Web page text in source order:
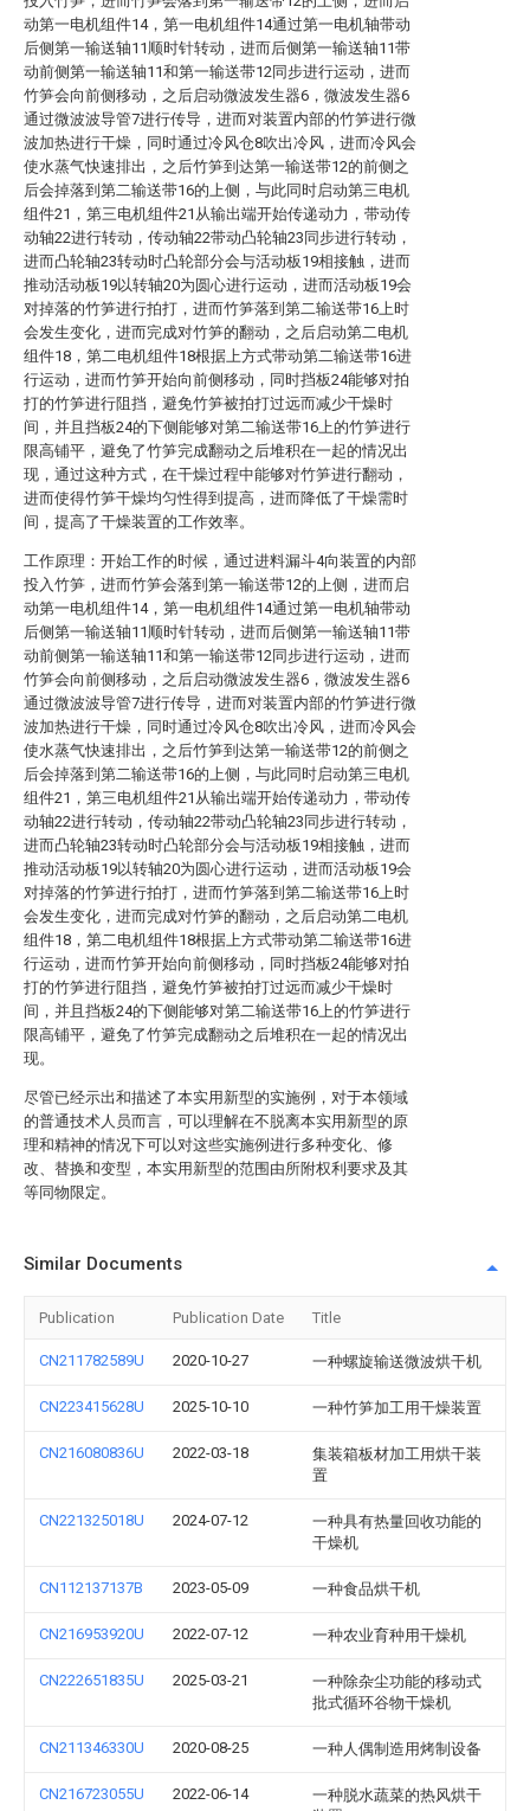
动第一电机组件14，第一电机组件14通过第一电机轴带动
后侧第一输送轴11顺时针转动，进而后侧第一输送轴11带
动前侧第一输送轴11和第一输送带12同步进行运动，进而
竹笋会向前侧移动，之后启动微波发生器6，微波发生器6
通过微波波导管7进行传导，进而对装置内部的竹笋进行微
波加热进行干燥，同时通过冷风仓8吹出冷风，进而冷风会
使水蒸气快速排出，之后竹笋到达第一输送带12的前侧之
后会掉落到第二输送带16的上侧，与此同时启动第三电机
组件21，第三电机组件21从输出端开始传递动力，带动传
动轴22进行转动，传动轴22带动凸轮轴23同步进行转动，
进而凸轮轴23转动时凸轮部分会与活动板19相接触，进而
推动活动板19以转轴20为圆心进行运动，进而活动板19会
对掉落的竹笋进行拍打，进而竹笋落到第二输送带16上时
会发生变化，进而完成对竹笋的翻动，之后启动第二电机
组件18，第二电机组件18根据上方式带动第二输送带16进
行运动，进而竹笋开始向前侧移动，同时挡板24能够对拍
打的竹笋进行阻挡，避免竹笋被拍打过远而减少干燥时
间，并且挡板24的下侧能够对第二输送带16上的竹笋进行
限高铺平，避免了竹笋完成翻动之后堆积在一起的情况出
现，通过这种方式，在干燥过程中能够对竹笋进行翻动，
进而使得竹笋干燥均匀性得到提高，进而降低了干燥需时
间，提高了干燥装置的工作效率。
工作原理：开始工作的时候，通过进料漏斗4向装置的内部
投入竹笋，进而竹笋会落到第一输送带12的上侧，进而启
动第一电机组件14，第一电机组件14通过第一电机轴带动
后侧第一输送轴11顺时针转动，进而后侧第一输送轴11带
动前侧第一输送轴11和第一输送带12同步进行运动，进而
竹笋会向前侧移动，之后启动微波发生器6，微波发生器6
通过微波波导管7进行传导，进而对装置内部的竹笋进行微
波加热进行干燥，同时通过冷风仓8吹出冷风，进而冷风会
使水蒸气快速排出，之后竹笋到达第一输送带12的前侧之
后会掉落到第二输送带16的上侧，与此同时启动第三电机
组件21，第三电机组件21从输出端开始传递动力，带动传
动轴22进行转动，传动轴22带动凸轮轴23同步进行转动，
进而凸轮轴23转动时凸轮部分会与活动板19相接触，进而
推动活动板19以转轴20为圆心进行运动，进而活动板19会
对掉落的竹笋进行拍打，进而竹笋落到第二输送带16上时
会发生变化，进而完成对竹笋的翻动，之后启动第二电机
组件18，第二电机组件18根据上方式带动第二输送带16进
行运动，进而竹笋开始向前侧移动，同时挡板24能够对拍
打的竹笋进行阻挡，避免竹笋被拍打过远而减少干燥时
间，并且挡板24的下侧能够对第二输送带16上的竹笋进行
限高铺平，避免了竹笋完成翻动之后堆积在一起的情况出
现。
尽管已经示出和描述了本实用新型的实施例，对于本领域
的普通技术人员而言，可以理解在不脱离本实用新型的原
理和精神的情况下可以对这些实施例进行多种变化、修
改、替换和变型，本实用新型的范围由所附权利要求及其
等同物限定。
Similar Documents
Publication Publication Date Title
CN211782589U 2020-10-27 一种螺旋输送微波烘干机
CN223415628U 2025-10-10 一种竹笋加工用干燥装置
CN216080836U 2022-03-18
集装箱板材加工用烘干装
置
CN221325018U 2024-07-12
一种具有热量回收功能的
干燥机
CN112137137B 2023-05-09 一种食品烘干机
CN216953920U 2022-07-12 一种农业育种用干燥机
CN222651835U 2025-03-21
一种除杂尘功能的移动式
批式循环谷物干燥机
CN211346330U 2020-08-25 一种人偶制造用烤制设备
CN216723055U 2022-06-14
一种脱水蔬菜的热风烘干